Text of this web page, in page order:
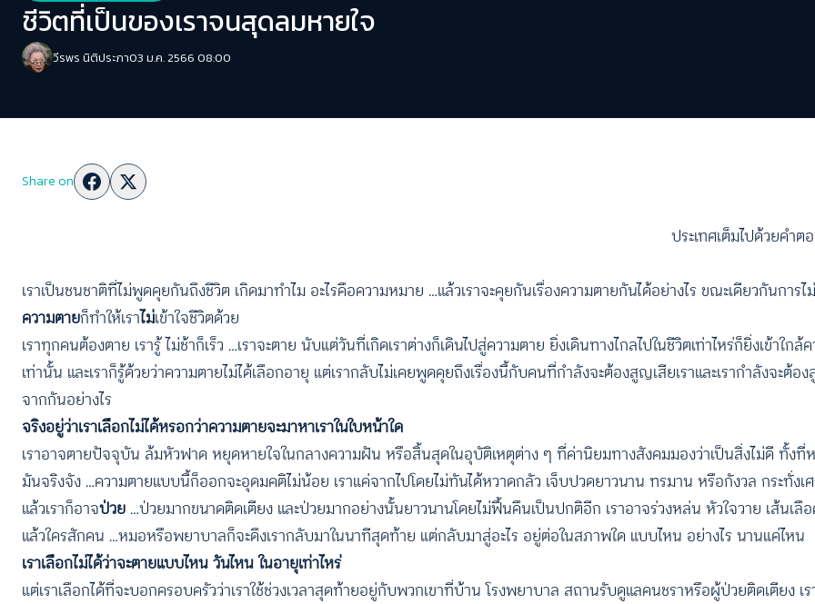
ชีวิตที่เป็นของเราจนสุดลมหายใจ
วีรพร นิติประภา03 ม.ค. 2566 08:00
Share on
ประเทศเต็มไปด้วยคำ
เราเป็นชนชาติที่ไม่พูดคุยกันถึงชีวิต เกิดมาทำไม อะไรคือความหมาย …แล้วเราจะคุยกันเรื่องความตายกันได้อย่างไร ขณะเดียวกันกา
ความตายก็ทำให้เราไม่เข้าใจชีวิตด้วย
เราทุกคนต้องตาย เรารู้ ไม่ช้าก็เร็ว …เราจะตาย นับแต่วันที่เกิดเราต่างก็เดินไปสู่ความตาย ยิ่งเดินทางไกลไปในชีวิตเท่าไหร่ก็ยิ่งเข้าใกล้
เท่านั้น และเราก็รู้ด้วยว่าความตายไม่ได้เลือกอายุ แต่เรากลับไม่เคยพูดคุยถึงเรื่องนี้กับคนที่กำลังจะต้องสูญเสียเราและเรากำลังจะต้อง
จากกันอย่างไร
จริงอยู่ว่าเราเลือกไม่ได้หรอกว่าความตายจะมาหาเราในใบหน้าใด
เราอาจตายปัจจุบัน ล้มหัวฟาด หยุดหายใจในกลางความฝัน หรือสิ้นสุดในอุบัติเหตุต่าง ๆ ที่ค่านิยมทางสังคมมองว่าเป็นสิ่งไม่ดี ทั้งที่
มันจริงจัง …ความตายแบบนี้ก็ออกจะอุดมคติไม่น้อย เราแค่จากไปโดยไม่ทันได้หวาดกลัว เจ็บปวดยาวนาน ทรมาน หรือกังวล กระทั่งเ
แล้วเราก็อาจป่วย …ป่วยมากขนาดติดเตียง และป่วยมากอย่างนั้นยาวนานโดยไม่ฟื้นคืนเป็นปกติอีก เราอาจร่วงหล่น หัวใจวาย เส้นเ
แล้วใครสักคน …หมอหรือพยาบาลก็จะดึงเรากลับมาในนาทีสุดท้าย แต่กลับมาสู่อะไร อยู่ต่อในสภาพใด แบบไหน อย่างไร นานแค่ไหน
เราเลือกไม่ได้ว่าจะตายแบบไหน วันไหน ในอายุเท่าไหร่
แต่เราเลือกได้ที่จะบอกครอบครัวว่าเราใช้ช่วงเวลาสุดท้ายอยู่กับพวกเขาที่บ้าน โรงพยาบาล สถานรับดูแลคนชราหรือผู้ป่วยติดเตียง เร